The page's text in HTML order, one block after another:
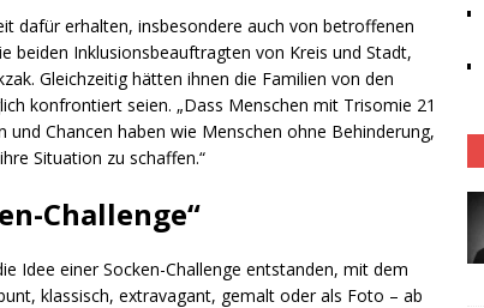
dafür erhalten, insbesondere auch von betroffenen
beiden Inklusionsbeauftragten von Kreis und Stadt,
Gleichzeitig hätten ihnen die Familien von den
konfrontiert seien. „Dass Menschen mit Trisomie 21
Chancen haben wie Menschen ohne Behinderung,
Situation zu schaffen.“
Challenge“
Idee einer Socken-Challenge entstanden, mit dem
klassisch, extravagant, gemalt oder als Foto – ab